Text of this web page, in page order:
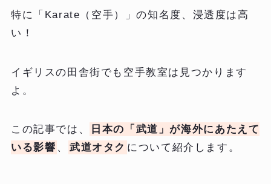
特に「Karate（空手）」の知名度、浸透度は高
い！
イギリスの田舎街でも空手教室は見つかります
よ。
この記事では、
日本の「武道」が海外にあたえて
いる影響 、 武道オタク について紹介します。